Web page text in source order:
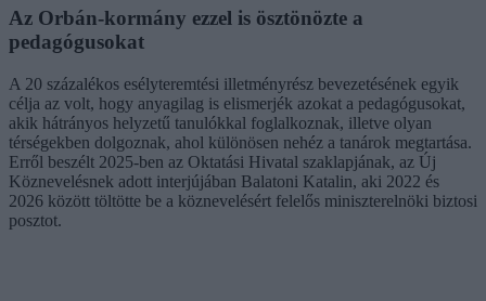
Az Orbán-kormány ezzel is ösztönözte a
pedagógusokat
A 20 százalékos esélyteremtési illetményrész bevezetésének egyik
célja az volt, hogy anyagilag is elismerjék azokat a pedagógusokat,
akik hátrányos helyzetű tanulókkal foglalkoznak, illetve olyan
térségekben dolgoznak, ahol különösen nehéz a tanárok megtartása.
Erről beszélt 2025-ben az Oktatási Hivatal szaklapjának, az Új
Köznevelésnek adott interjújában Balatoni Katalin, aki 2022 és
2026 között töltötte be a köznevelésért felelős miniszterelnöki biztosi
posztot.